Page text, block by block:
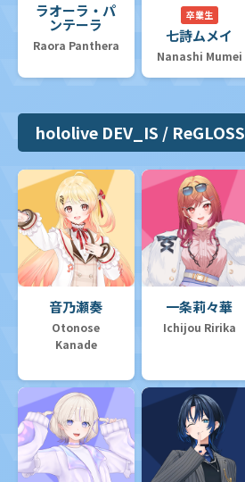
ラオーラ・パ
ンテーラ
Raora Panthera
卒業生
七詩ムメイ
Nanashi Mumei
hololive DEV_IS / ReGLOSS
音乃瀬奏
Otonose
Kanade
一条莉々華
Ichijou Ririka